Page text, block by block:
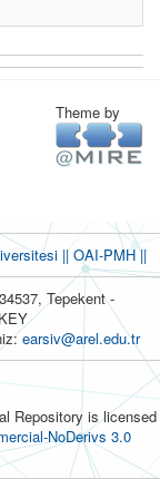
Theme by
||OAI-PMH ||
Tepekent -
earsiv@arel.edu.tr
Repository is licensed
NoDerivs 3.0